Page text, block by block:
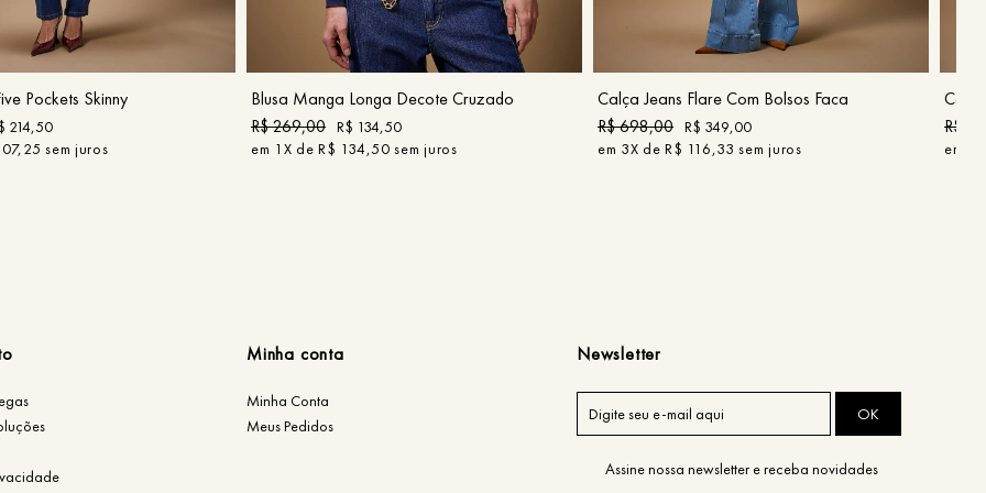
44
COMPRAR
Pockets Skinny
214,50
,25 sem juros
P M G
COMPRAR
Blusa Manga Longa Decote Cruzado
R$269,00 R$ 134,50
em 1 X deR$ 134,50 sem juros
40
COMPRAR
Calça Jeans Flare Com Bolsos Faca
R$698,00 R$ 349,00
em 3X deR$ 116,33 sem juros
R$
em
Minha conta
Minha Conta
Meus Pedidos
Newsletter
OK
Assine nossa newsletter e receba novidades